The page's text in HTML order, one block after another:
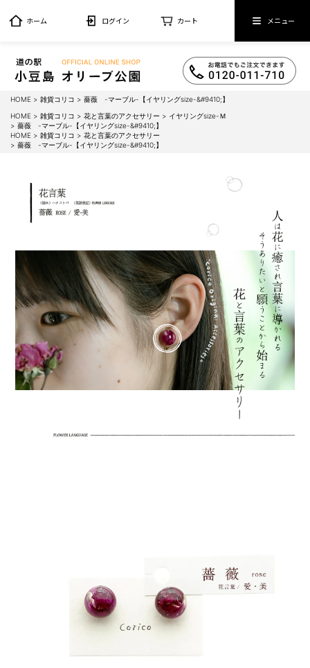
ホーム ログイン カート メニュー
HOME 雑貨コリコ
薔薇 -マーブル-【イヤリングsize-&#9410;】
HOME
雑貨コリコ 花と言葉のアクセサリー
イヤリングsize-Ｍ
薔薇 -マーブル-【イヤリングsize-&#9410;】
HOME
雑貨コリコ
花と言葉のアクセサリー
薔薇 -マーブル-【イヤリングsize-&#9410;】